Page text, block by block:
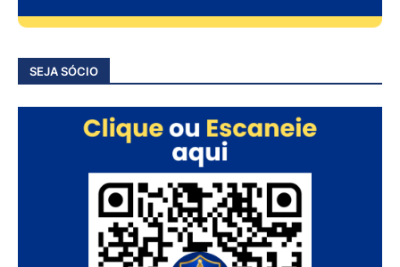
SEJA SÓCIO